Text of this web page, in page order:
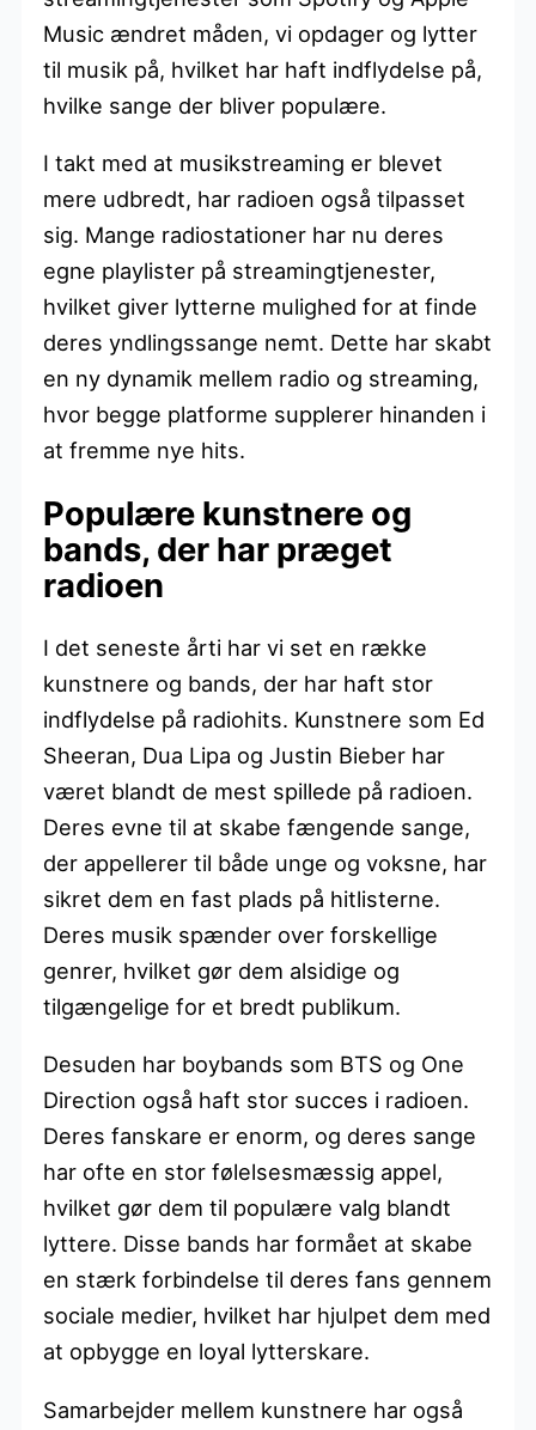
Music ændret måden, vi opdager og lytter
til musik på, hvilket har haft indflydelse på,
hvilke sange der bliver populære.
I takt med at musikstreaming er blevet
mere udbredt, har radioen også tilpasset
sig. Mange radiostationer har nu deres
egne playlister på streamingtjenester,
hvilket giver lytterne mulighed for at finde
deres yndlingssange nemt. Dette har skabt
en ny dynamik mellem radio og streaming,
hvor begge platforme supplerer hinanden i
at fremme nye hits.
Populære kunstnere og
bands, der har præget
radioen
I det seneste årti har vi set en række
kunstnere og bands, der har haft stor
indflydelse på radiohits. Kunstnere som Ed
Sheeran, Dua Lipa og Justin Bieber har
været blandt de mest spillede på radioen.
Deres evne til at skabe fængende sange,
der appellerer til både unge og voksne, har
sikret dem en fast plads på hitlisterne.
Deres musik spænder over forskellige
genrer, hvilket gør dem alsidige og
tilgængelige for et bredt publikum.
Desuden har boybands som BTS og One
Direction også haft stor succes i radioen.
Deres fanskare er enorm, og deres sange
har ofte en stor følelsesmæssig appel,
hvilket gør dem til populære valg blandt
lyttere. Disse bands har formået at skabe
en stærk forbindelse til deres fans gennem
sociale medier, hvilket har hjulpet dem med
at opbygge en loyal lytterskare.
Samarbejder mellem kunstnere har også